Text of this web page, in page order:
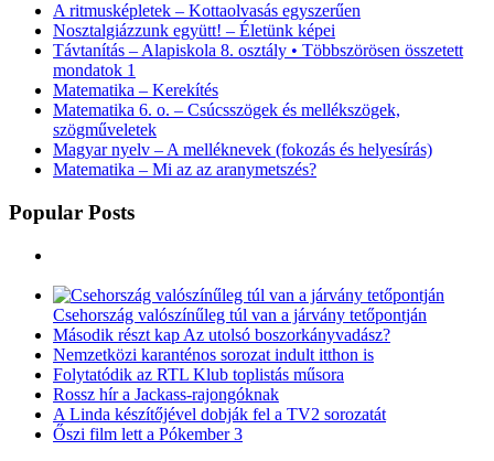
A ritmusképletek – Kottaolvasás egyszerűen
Nosztalgiázzunk együtt! – Életünk képei
Távtanítás – Alapiskola 8. osztály • Többszörösen összetett
mondatok 1
Matematika – Kerekítés
Matematika 6. o. – Csúcsszögek és mellékszögek,
szögműveletek
Magyar nyelv – A melléknevek (fokozás és helyesírás)
Matematika – Mi az az aranymetszés?
Popular Posts
Csehország valószínűleg túl van a járvány tetőpontján
Második részt kap Az utolsó boszorkányvadász?
Nemzetközi karanténos sorozat indult itthon is
Folytatódik az RTL Klub toplistás műsora
Rossz hír a Jackass-rajongóknak
A Linda készítőjével dobják fel a TV2 sorozatát
Őszi film lett a Pókember 3